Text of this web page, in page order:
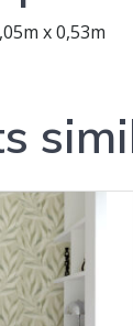
x 0,53m